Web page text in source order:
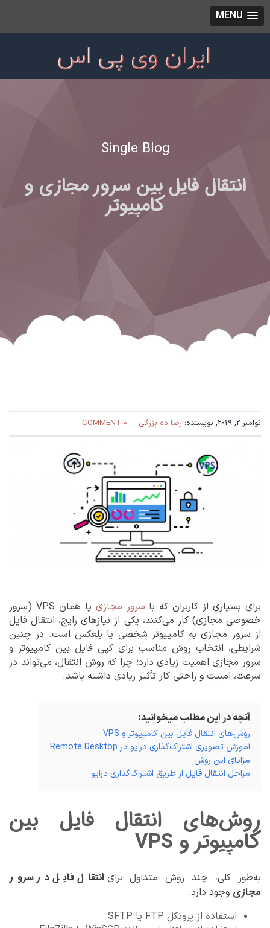
MENU
Single Blog
انتقال فایل بین سرور مجازی و
کامپیوتر
نوامبر 2, 2019, نویسنده: رضا ده بزرگی 0 COMMENT
برای بسیاری از کاربران که با سرور مجازی
یا همان VPS (سرور
خصوصی مجازی) کار می‌کنند، یکی از نیازهای رایج، انتقال فایل
از سرور مجازی به کامپیوتر شخصی یا بلعکس است. در چنین
شرایطی، انتخاب روش مناسب برای کپی فایل بین کامپیوتر و
سرور مجازی اهمیت زیادی دارد؛ چرا که روش انتقال، می‌تواند در
سرعت، امنیت و راحتی کار تأثیر زیادی داشته باشد.
آنچه در این مطلب میخوانید:
روش‌های انتقال فایل بین کامپیوتر و VPS
آموزش تصویری اشتراک‌گذاری درایو در Remote Desktop
مزایای این روش
مراحل انتقال فایل از طریق اشتراک‌گذاری درایو
روش‌های انتقال فایل بین
کامپیوتر و VPS
به‌طور کلی، چند روش متداول برای انتقال فایل در سرور
مجازی وجود دارد:
استفاده از پروتکل FTP یا SFTP